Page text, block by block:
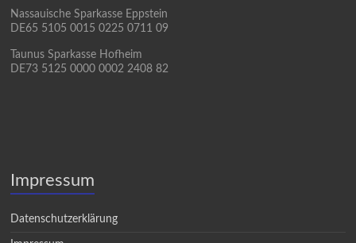
Nassauische Sparkasse Eppstein
DE65 5105 0015 0225 0711 09
Taunus Sparkasse Hofheim
DE73 5125 0000 0002 2408 82
Impressum
Datenschutzerklärung